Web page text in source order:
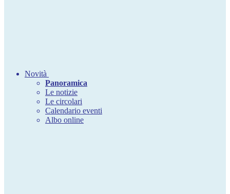
Novità
Panoramica
Le notizie
Le circolari
Calendario eventi
Albo online